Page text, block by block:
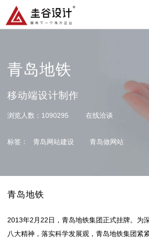
青岛地铁
移动端设计制作
浏览人数： 1090295 在线洽谈
标签： 青岛网站建设 青岛做网站
青岛地铁
2013年2月22日，青岛地铁集团正式挂牌。为
八大精神，落实科学发展观，青岛地铁集团紧